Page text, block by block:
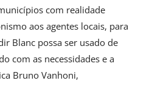
com realidade
aos agentes locais, para
Blanc possa ser usado de
com as necessidades e a
Bruno Vanhoni,